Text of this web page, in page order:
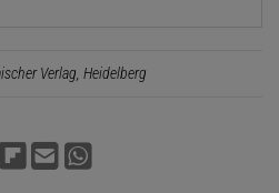
Verlag, Heidelberg